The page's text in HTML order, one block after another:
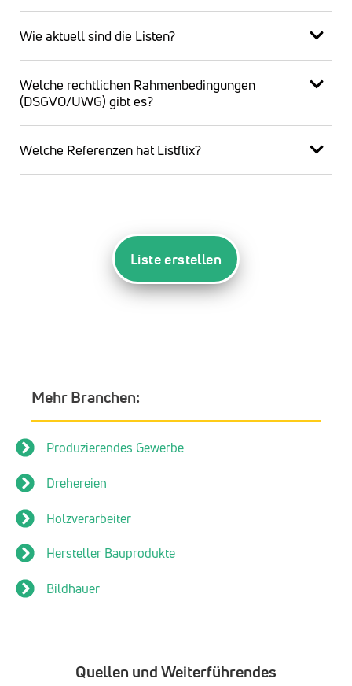
Wie aktuell sind die Listen?
Welche rechtlichen Rahmenbedingungen
(DSGVO/UWG) gibt es?
Welche Referenzen hat Listflix?
Liste erstellen
Mehr Branchen:
Produzierendes Gewerbe
Drehereien
Holzverarbeiter
Hersteller Bauprodukte
Bildhauer
Quellen und Weiterführendes